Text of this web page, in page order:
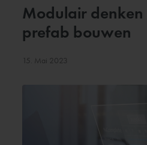
Modulair denken
prefab bouwen
15. Mai 2023